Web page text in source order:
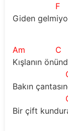
F
Giden
Am C
Kışlanın
Bakın
Bir çift